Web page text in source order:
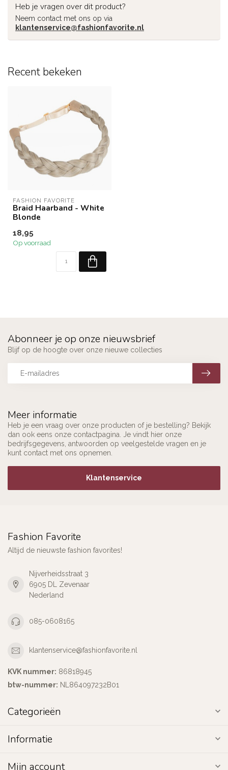
Heb je vragen over dit product?
Neem contact met ons op via
klantenservice@fashionfavorite.nl
Recent bekeken
FASHION FAVORITE
Braid Haarband - White
Blonde
18,95
Op voorraad
Meer informatie
Heb je een vraag over onze producten of je bestelling? Bekijk
dan ook eens onze contactpagina. Je vindt hier onze
bedrijfsgegevens, antwoorden op veelgestelde vragen en je
kunt contact met ons opnemen.
Klantenservice
Abonneer je op onze nieuwsbrief
Blijf op de hoogte over onze nieuwe collecties
Fashion Favorite
Altijd de nieuwste fashion favorites!
Nijverheidsstraat 3
6905 DL Zevenaar
Nederland
085-0608165
klantenservice@fashionfavorite.nl
KVK nummer: 86818945
btw-nummer: NL864097232B01
Categorieën
Informatie
Mijn account